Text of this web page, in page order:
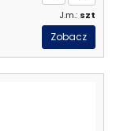
J.m.: szt
Zobacz